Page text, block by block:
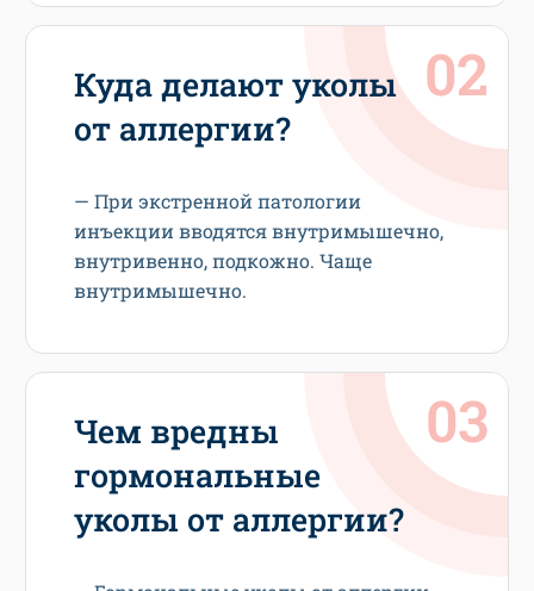
Куда делают уколы
от аллергии?
— При экстренной патологии
инъекции вводятся внутримышечно,
внутривенно, подкожно. Чаще
внутримышечно.
Чем вредны
гормональные
уколы от аллергии?